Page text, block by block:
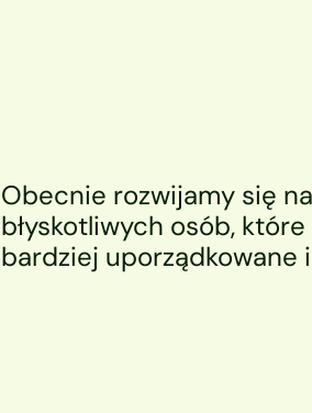
Obecnie rozwijamy się
błyskotliwych osób,
bardziej uporządkowane